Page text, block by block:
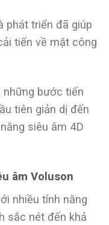
phát triển đã giúp
tiến về mặt công
bước tiến
tiên giản dị đến
siêu âm 4D
âm Voluson
nhiều tính năng
sắc nét đến khả